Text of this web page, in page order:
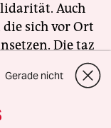
Auch
sich vor Ort
Die taz
bundesweit
einen
und Erhalt
Gerade nicht